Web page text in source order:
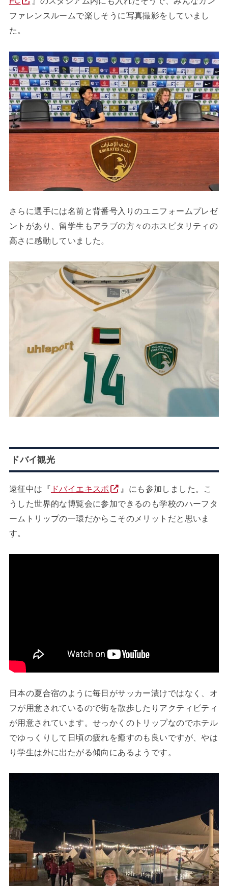
ファレンスルームで楽しそうに写真撮影をしていまし
た。
さらに選手には名前と背番号入りのユニフォームプレゼ
ントがあり、留学生もアラブの方々のホスピタリティの
高さに感動していました。
ドバイ観光
遠征中は『 ドバイエキスポ
』にも参加しました。こ
うした世界的な博覧会に参加できるのも学校のハーフタ
ームトリップの一環だからこそのメリットだと思いま
す。
日本の夏合宿のように毎日がサッカー漬けではなく、オ
フが用意されているので街を散歩したりアクティビティ
が用意されています。せっかくのトリップなのでホテル
でゆっくりして日頃の疲れを癒すのも良いですが、やは
り学生は外に出たがる傾向にあるようです。